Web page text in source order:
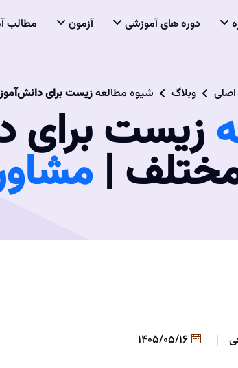
دوره های آموزشی آزمون مطالب
وبلاگ شیوه مطالعهزیست برای
زیست برای
|